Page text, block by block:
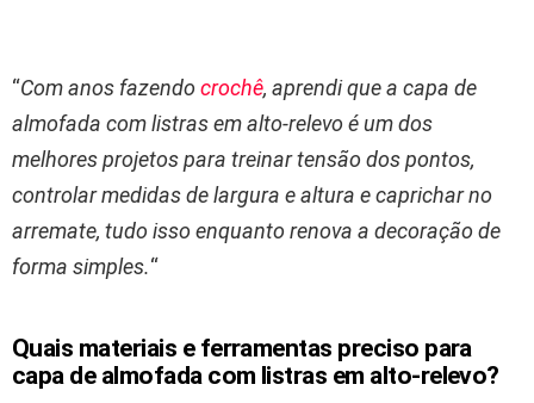
“Com anos fazendo crochê, aprendi que a capa de
almofada com listras em alto-relevo é um dos
melhores projetos para treinar tensão dos pontos,
controlar medidas de largura e altura e caprichar no
arremate, tudo isso enquanto renova a decoração de
forma simples.“
Quais materiais e ferramentas preciso para
capa de almofada com listras em alto-relevo?